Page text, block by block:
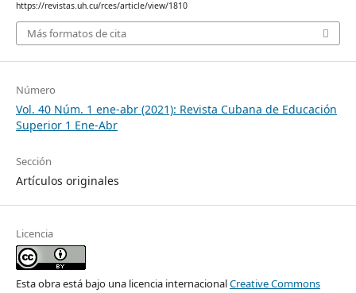
https://revistas.uh.cu/rces/article/view/1810
Más formatos de cita
Número
Vol. 40 Núm. 1 ene-abr (2021): Revista Cubana de Educación
Superior 1 Ene-Abr
Sección
Artículos originales
Licencia
Esta obra está bajo una licencia internacionalCreative Commons